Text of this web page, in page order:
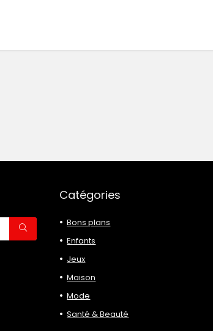
Catégories
Bons plans
Enfants
Jeux
Maison
Mode
Santé & Beauté